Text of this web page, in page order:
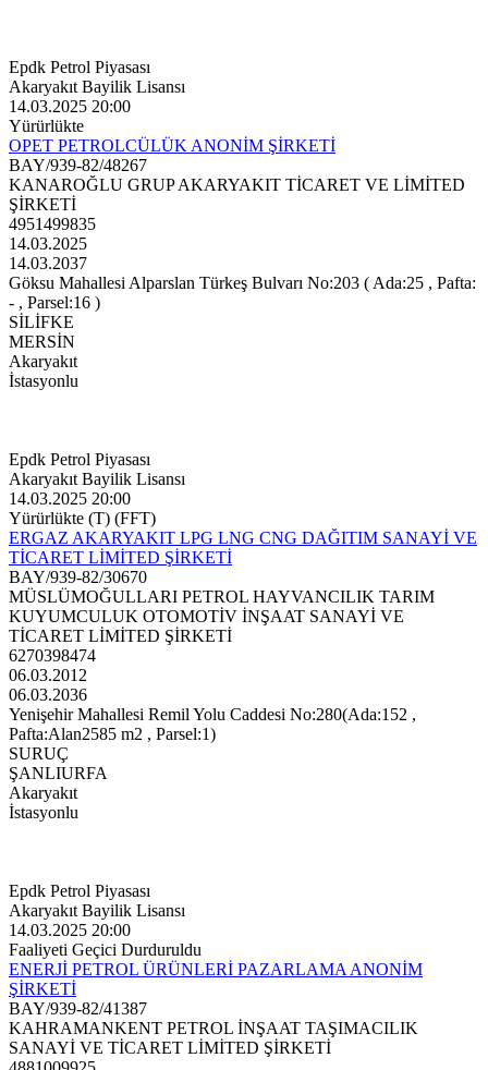
Epdk Petrol Piyasası
Akaryakıt Bayilik Lisansı
14.03.2025 20:00
Yürürlükte
OPET PETROLCÜLÜK ANONİM ŞİRKETİ
BAY/939-82/48267
KANAROĞLU GRUP AKARYAKIT TİCARET VE LİMİTED
ŞİRKETİ
4951499835
14.03.2025
14.03.2037
Göksu Mahallesi Alparslan Türkeş Bulvarı No:203 ( Ada:25 , Pafta:
- , Parsel:16 )
SİLİFKE
MERSİN
Akaryakıt
İstasyonlu
Epdk Petrol Piyasası
Akaryakıt Bayilik Lisansı
14.03.2025 20:00
Yürürlükte (T) (FFT)
ERGAZ AKARYAKIT LPG LNG CNG DAĞITIM SANAYİ VE
TİCARET LİMİTED ŞİRKETİ
BAY/939-82/30670
MÜSLÜMOĞULLARI PETROL HAYVANCILIK TARIM
KUYUMCULUK OTOMOTİV İNŞAAT SANAYİ VE
TİCARET LİMİTED ŞİRKETİ
6270398474
06.03.2012
06.03.2036
Yenişehir Mahallesi Remil Yolu Caddesi No:280(Ada:152 ,
Pafta:Alan2585 m2 , Parsel:1)
SURUÇ
ŞANLIURFA
Akaryakıt
İstasyonlu
Epdk Petrol Piyasası
Akaryakıt Bayilik Lisansı
14.03.2025 20:00
Faaliyeti Geçici Durduruldu
ENERJİ PETROL ÜRÜNLERİ PAZARLAMA ANONİM
ŞİRKETİ
BAY/939-82/41387
KAHRAMANKENT PETROL İNŞAAT TAŞIMACILIK
SANAYİ VE TİCARET LİMİTED ŞİRKETİ